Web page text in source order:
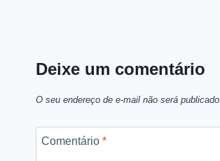
Deixe um comentário
O seu endereço de e-mail não será publicado.
Comentário *